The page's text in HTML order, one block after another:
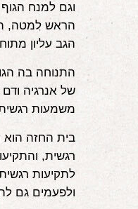
וגם למנח
הראש למטה,
הגב עליון
התנוחה בה
של אנרגיה
משמעות
בית החזה הוא
רגשית,
לתקיעות
ולפעמים גם